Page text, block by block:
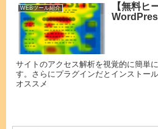
WEBツール紹介
【無料ヒ
サイトのアクセス解析を視覚的に簡単
す。さらにプラグインだとインストー
オススメ